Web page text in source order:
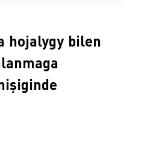
hojalygy bilen